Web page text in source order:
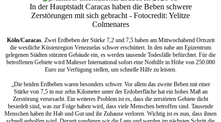
In der Hauptstadt Caracas haben die Beben schwere
Zerstörungen mit sich gebracht - Fotocredit: Yelitze
Colmenares
Köln/Caracas. Zwei Erdbeben der Stärke 7,2 und 7,5 haben am Mittwochabend Ortszeit
die westliche Küstenregion Venezuelas schwer erschüttert. In den nahe am Epizentrum
gelegenen Städten stürzten Gebäude ein, es werden tausende Todesfälle befürchtet. Für die
betroffenen Gebiete wird Malteser International sofort eine Nothilfe in Höhe von 250.000
Euro zur Verfügung stellen, um schnelle Hilfe zu leisten.
„Die beiden Erdbeben waren besonders schwer. Vor allem das zweite Beben mit einer
Stärke von 7,5 in nur zehn Kilometer unter der Erdoberfläche hat ein hohes Maß an
Zerstörung verursacht. Ein weiteres Problem ist es, dass die zerstörten Gebiete dicht
besiedelt sind, was zur Folge haben wird, dass viele Menschen betroffen sind. Tausende
Menschen haben ihr Hab und Gut und ihr Zuhause verloren. Wichtig ist es nun, dass ihnen